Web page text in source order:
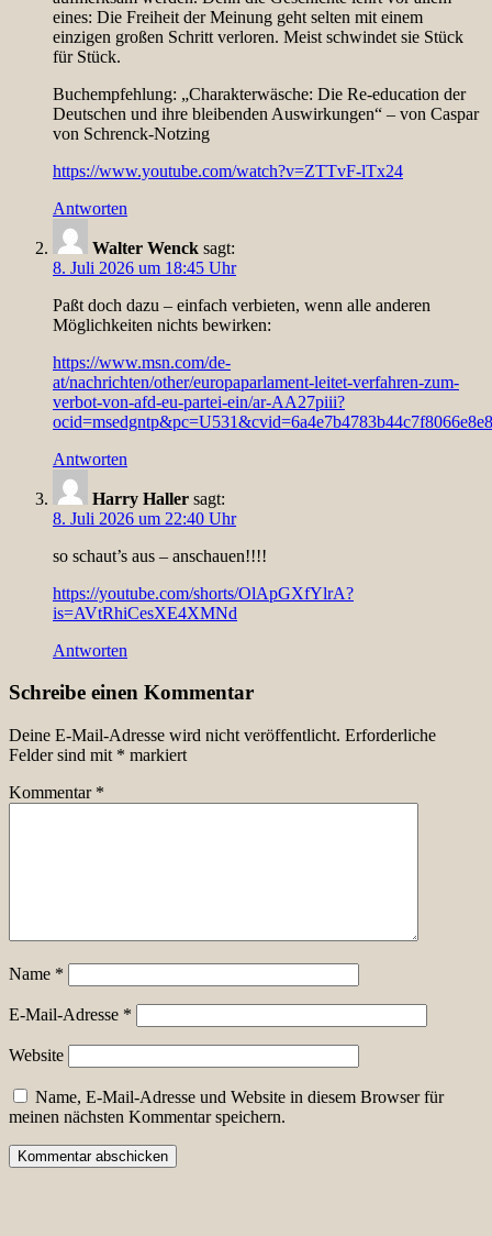
eines: Die Freiheit der Meinung geht selten mit einem
einzigen großen Schritt verloren. Meist schwindet sie Stück
für Stück.
Buchempfehlung: „Charakterwäsche: Die Re-education der
Deutschen und ihre bleibenden Auswirkungen“ – von Caspar
von Schrenck-Notzing
https://www.youtube.com/watch?v=ZTTvF-lTx24
Antworten
Walter Wenck sagt:
8. Juli 2026 um 18:45 Uhr
Paßt doch dazu – einfach verbieten, wenn alle anderen
Möglichkeiten nichts bewirken:
https://www.msn.com/de-
at/nachrichten/other/europaparlament-leitet-verfahren-zum-
verbot-von-afd-eu-partei-ein/ar-AA27piii?
Antworten
Harry Haller sagt:
8. Juli 2026 um 22:40 Uhr
so schaut’s aus – anschauen!!!!
https://youtube.com/shorts/OlApGXfYlrA?
is=AVtRhiCesXE4XMNd
Antworten
Schreibe einen Kommentar
Deine E-Mail-Adresse wird nicht veröffentlicht. Erforderliche
Felder sind mit * markiert
Kommentar *
Name *
E-Mail-Adresse *
Website
Name, E-Mail-Adresse und Website in diesem Browser für
meinen nächsten Kommentar speichern.